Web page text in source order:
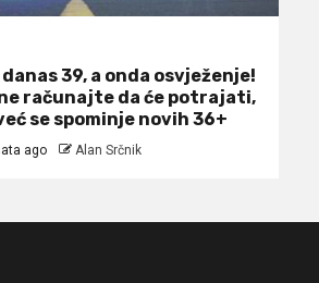
39, a onda osvježenje!
računajte da će potrajati,
se spominje novih 36+
ago Alan Srčnik